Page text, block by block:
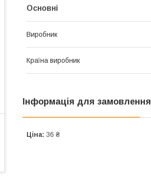
Основні
Виробник
Країна виробник
Інформація для замовлення
Ціна: 36 ₴